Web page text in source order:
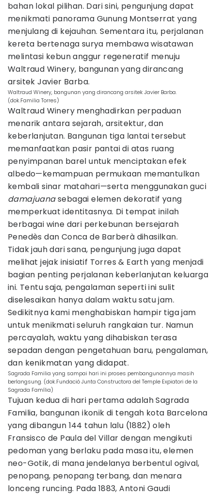
bahan lokal pilihan. Dari sini, pengunjung dapat
menikmati panorama Gunung Montserrat yang
menjulang di kejauhan. Sementara itu, perjalanan
kereta bertenaga surya membawa wisatawan
melintasi kebun anggur regeneratif menuju
Waltraud Winery, bangunan yang dirancang
arsitek Javier Barba.
Waltraud Winery, bangunan yang dirancang arsitek Javier Barba.
(dok.Familia Torres)
Waltraud Winery menghadirkan perpaduan
menarik antara sejarah, arsitektur, dan
keberlanjutan. Bangunan tiga lantai tersebut
memanfaatkan pasir pantai di atas ruang
penyimpanan barel untuk menciptakan efek
albedo—kemampuan permukaan memantulkan
kembali sinar matahari—serta menggunakan guci
damajuanasebagai elemen dekoratif yang
memperkuat identitasnya. Di tempat inilah
berbagai wine dari perkebunan bersejarah
Penedès dan Conca de Barberà dihasilkan.
Tidak jauh dari sana, pengunjung juga dapat
melihat jejak inisiatif Torres & Earth yang menjadi
bagian penting perjalanan keberlanjutan keluarga
ini. Tentu saja, pengalaman seperti ini sulit
diselesaikan hanya dalam waktu satu jam.
Sedikitnya kami menghabiskan hampir tiga jam
untuk menikmati seluruh rangkaian tur. Namun
percayalah, waktu yang dihabiskan terasa
sepadan dengan pengetahuan baru, pengalaman,
dan kenikmatan yang didapat.
Sagrada Familia yang sampai hari ini proses pembangunannya masih
berlangsung. (dok.Fundació Junta Constructora del Temple Expiatori de la
Sagrada Família)
Tujuan kedua di hari pertama adalah Sagrada
Familia, bangunan ikonik di tengah kota Barcelona
yang dibangun 144 tahun lalu (1882) oleh
Fransisco de Paula del Villar dengan mengikuti
pedoman yang berlaku pada masa itu, elemen
neo-Gotik, di mana jendelanya berbentul ogival,
penopang, penopang terbang, dan menara
lonceng runcing. Pada 1883, Antoni Gaudi